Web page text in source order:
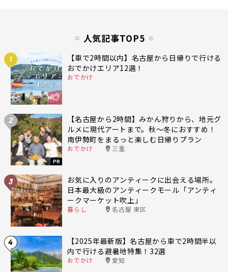
人気記事TOP5
1
【車で2時間以内】名古屋から日帰りで行ける
おでかけエリア12選！
おでかけ
2
PR
【名古屋から2時間】みかん狩りから、地元グ
ルメに現代アートまで。秋〜冬におすすめ！
南伊勢町をまるっと楽しむ日帰りプラン
おでかけ 三重
3
お気に入りのアンティークに出会える場所。
日本最大級のアンティークモール「アンティ
ークマーケット吹上」
暮らし 名古屋 東区
4
【2025年最新版】名古屋から車で2時間半以
内で行ける避暑地特集！32選
おでかけ 愛知